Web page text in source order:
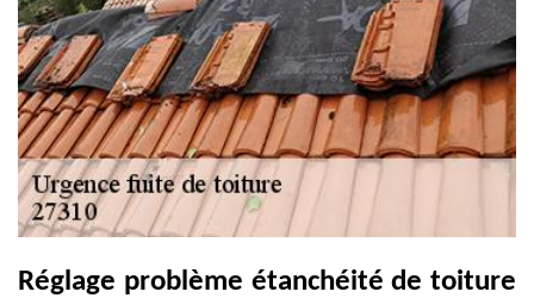
Réglage problème étanchéité de toiture